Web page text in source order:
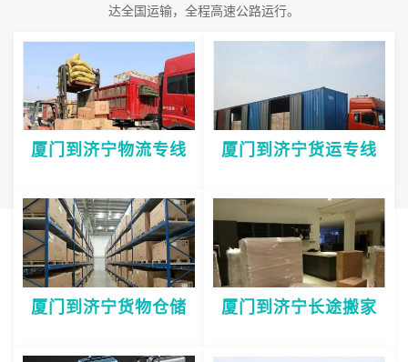
达全国运输，全程高速公路运行。
厦门到济宁物流专线 厦门到济宁货运专线
厦门到济宁货物仓储 厦门到济宁长途搬家